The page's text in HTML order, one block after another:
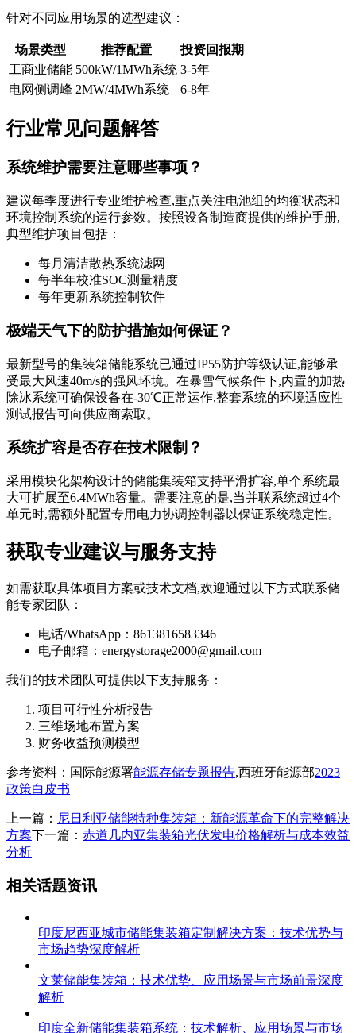
针对不同应用场景的选型建议：
场景类型 推荐配置
投资回报期
工商业储能 500kW/1MWh系统 3-5年
电网侧调峰 2MW/4MWh系统 6-8年
行业常见问题解答
系统维护需要注意哪些事项？
建议每季度进行专业维护检查,重点关注电池组的均衡状态和
环境控制系统的运行参数。按照设备制造商提供的维护手册,
典型维护项目包括：
每月清洁散热系统滤网
每半年校准SOC测量精度
每年更新系统控制软件
极端天气下的防护措施如何保证？
最新型号的集装箱储能系统已通过IP55防护等级认证,能够承
受最大风速40m/s的强风环境。在暴雪气候条件下,内置的加热
除冰系统可确保设备在-30℃正常运作,整套系统的环境适应性
测试报告可向供应商索取。
系统扩容是否存在技术限制？
采用模块化架构设计的储能集装箱支持平滑扩容,单个系统最
大可扩展至6.4MWh容量。需要注意的是,当并联系统超过4个
单元时,需额外配置专用电力协调控制器以保证系统稳定性。
获取专业建议与服务支持
如需获取具体项目方案或技术文档,欢迎通过以下方式联系储
能专家团队：
电话/WhatsApp：8613816583346
电子邮箱： energystorage2000@gmail.com
我们的技术团队可提供以下支持服务：
项目可行性分析报告
三维场地布置方案
财务收益预测模型
参考资料：国际能源署能源存储专题报告,西班牙能源部2023
政策白皮书
上一篇： 尼日利亚储能特种集装箱：新能源革命下的完整解决
方案下一篇： 赤道几内亚集装箱光伏发电价格解析与成本效益
分析
相关话题资讯
印度尼西亚城市储能集装箱定制解决方案：技术优势与
市场趋势深度解析
文莱储能集装箱：技术优势、应用场景与市场前景深度
解析
印度全新储能集装箱系统：技术解析、应用场景与市场